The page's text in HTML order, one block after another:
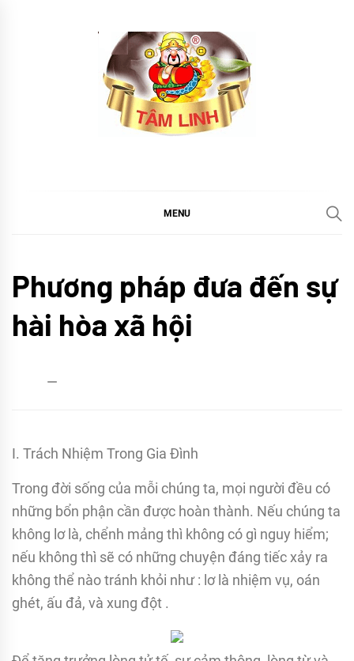
MENU
phá
TỨC
Phương pháp đưa đến sự
hài hòa xã hội
admin
I. Trách Nhiệm Trong Gia Ðình
Trong đời sống của mỗi chúng ta, mọi người đều có
những bổn phận cần được hoàn thành. Nếu chúng ta
không lơ là, chểnh mảng thì không có gì nguy hiểm;
nếu không thì sẽ có những chuyện đáng tiếc xảy ra
không thể nào tránh khỏi như : lơ là nhiệm vụ, oán
ghét, ấu đả, và xung đột .